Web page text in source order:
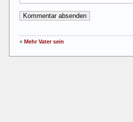
« Mehr Vater sein